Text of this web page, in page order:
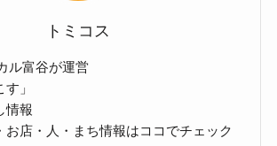
トミコス
ル富谷が運営
」
情報
お店・人・まち情報はココでチェック